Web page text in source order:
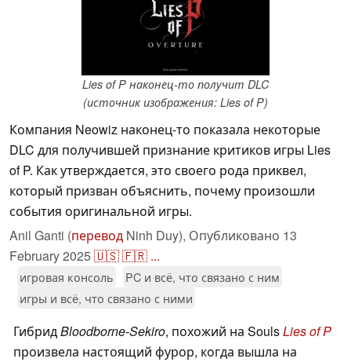
Lies of P наконец-то получит DLC
(источник изображения: Lies of P)
Компания Neowiz наконец-то показала некоторые
DLC для получившей признание критиков игры Lies
of P. Как утверждается, это своего рода приквел,
который призван объяснить, почему произошли
события оригинальной игры.
Anil Ganti (перевод Ninh Duy), Опубликовано 13
February 2025🇺🇸🇫🇷 ...
игровая консоль
PC и всё, что связано с ним
игры и всё, что связано с ними
ГибридBloodborne-Sekiro, похожий на SoulsLies of P
произвела настоящий фурор, когда вышла на